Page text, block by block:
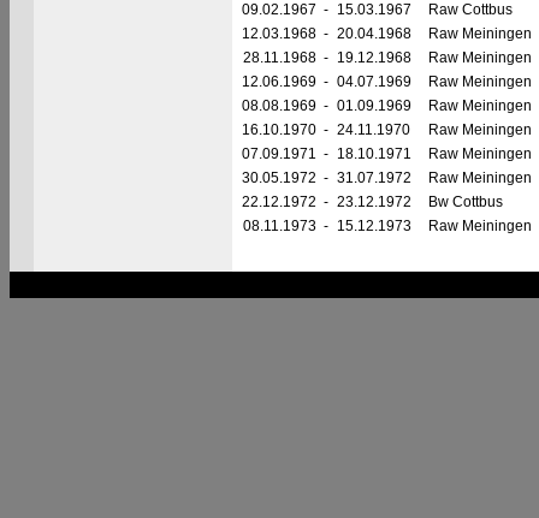
09.02.1967 - 15.03.1967
Raw Cottbus
12.03.1968 - 20.04.1968
Raw Meiningen
28.11.1968 - 19.12.1968
Raw Meiningen
12.06.1969 - 04.07.1969
Raw Meiningen
08.08.1969 - 01.09.1969
Raw Meiningen
16.10.1970 - 24.11.1970
Raw Meiningen
07.09.1971 - 18.10.1971
Raw Meiningen
30.05.1972 - 31.07.1972
Raw Meiningen
22.12.1972 - 23.12.1972
Bw Cottbus
08.11.1973 - 15.12.1973 Raw Meiningen